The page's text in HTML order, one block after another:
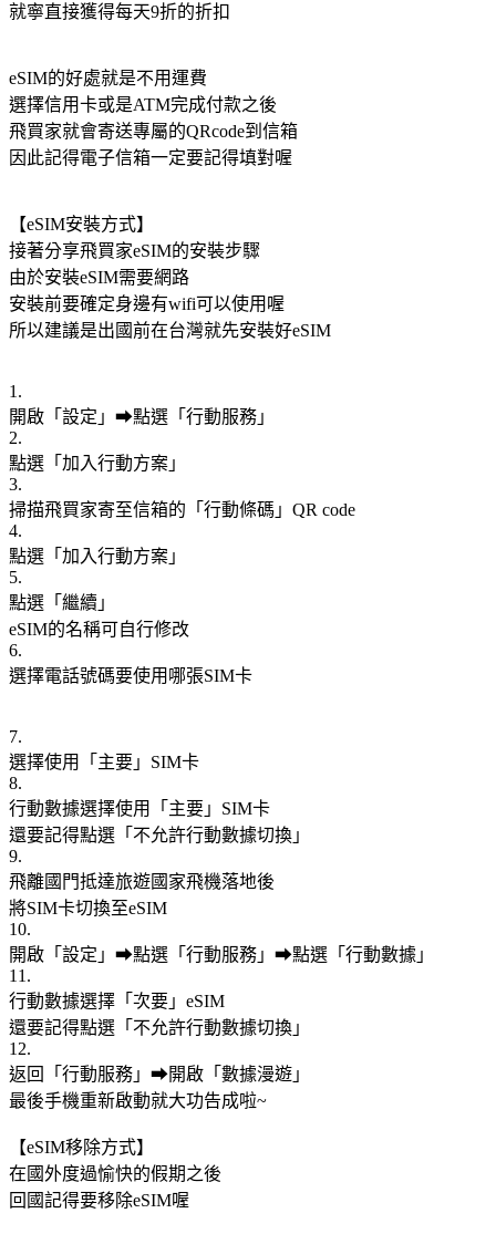
就寧直接獲得每天9折的折扣
eSIM的好處就是不用運費
選擇信用卡或是ATM完成付款之後
飛買家就會寄送專屬的QRcode到信箱
因此記得電子信箱一定要記得填對喔
【eSIM安裝方式】
接著分享飛買家eSIM的安裝步驟
由於安裝eSIM需要網路
安裝前要確定身邊有wifi可以使用喔
所以建議是出國前在台灣就先安裝好eSIM
1.
開啟「設定」➡點選「行動服務」
2.
點選「加入行動方案」
3.
掃描飛買家寄至信箱的「行動條碼」QR code
4.
點選「加入行動方案」
5.
點選「繼續」
eSIM的名稱可自行修改
6.
選擇電話號碼要使用哪張SIM卡
7.
選擇使用「主要」SIM卡
8.
行動數據選擇使用「主要」SIM卡
還要記得點選「不允許行動數據切換」
9.
飛離國門抵達旅遊國家飛機落地後
將SIM卡切換至eSIM
10.
開啟「設定」➡點選「行動服務」➡點選「行動數據」
11.
行動數據選擇「次要」eSIM
還要記得點選「不允許行動數據切換」
12.
返回「行動服務」➡開啟「數據漫遊」
最後手機重新啟動就大功告成啦~
【eSIM移除方式】
在國外度過愉快的假期之後
回國記得要移除eSIM喔